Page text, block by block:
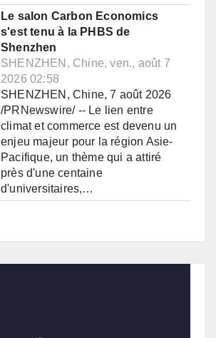
Le salon Carbon Economics
s'est tenu à la PHBS de
Shenzhen
SHENZHEN, Chine, ven., août 7
2026 02:58
SHENZHEN, Chine, 7 août 2026
/PRNewswire/ -- Le lien entre
climat et commerce est devenu un
enjeu majeur pour la région Asie-
Pacifique, un thème qui a attiré
près d'une centaine
d'universitaires,…